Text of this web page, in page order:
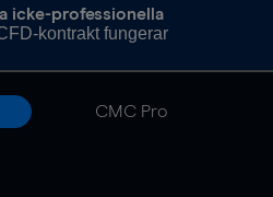
icke-professionella
kontrakt fungerar
CMC Pro